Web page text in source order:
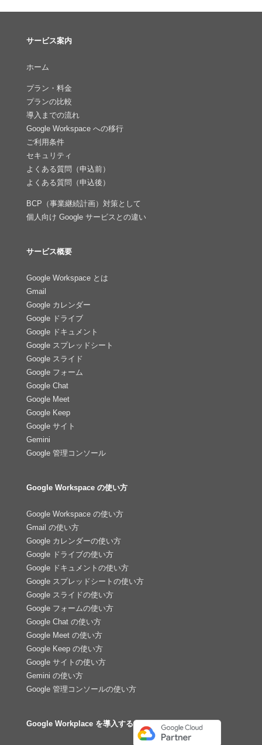
サービス案内
ホーム
プラン・料金
プランの比較
導入までの流れ
Google Workspace への移行
ご利用条件
セキュリティ
よくある質問（申込前）
よくある質問（申込後）
BCP（事業継続計画）対策として
個人向け Google サービスとの違い
サービス概要
Google Workspace とは
Gmail
Google カレンダー
Google ドライブ
Google ドキュメント
Google スプレッドシート
Google スライド
Google フォーム
Google Chat
Google Meet
Google Keep
Google サイト
Gemini
Google 管理コンソール
Google Workspace の使い方
Google Workspace の使い方
Gmail の使い方
Google カレンダーの使い方
Google ドライブの使い方
Google ドキュメントの使い方
Google スプレッドシートの使い方
Google スライドの使い方
Google フォームの使い方
Google Chat の使い方
Google Meet の使い方
Google Keep の使い方
Google サイトの使い方
Gemini の使い方
Google 管理コンソールの使い方
Google Workplace を導入する